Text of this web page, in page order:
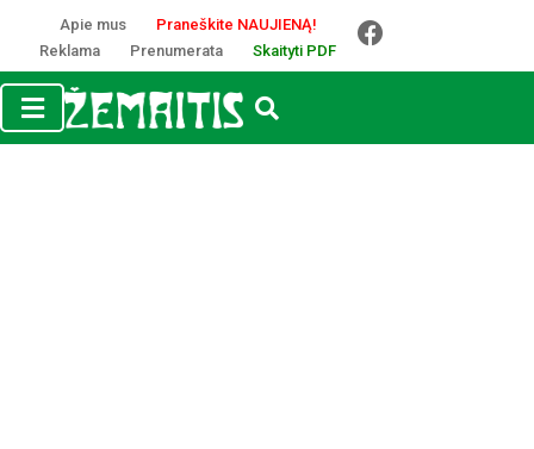
Apie mus
Praneškite NAUJIENĄ!
Reklama
Prenumerata Skaityti PDF